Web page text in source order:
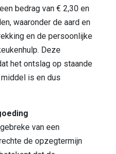
bedrag van € 2,30 en
waaronder de aard en
en de persoonlijke
Deze
het ontslag op staande
is en dus
van een
de opzegtermijn